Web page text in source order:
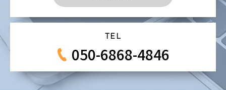
TEL
050-6868-4846